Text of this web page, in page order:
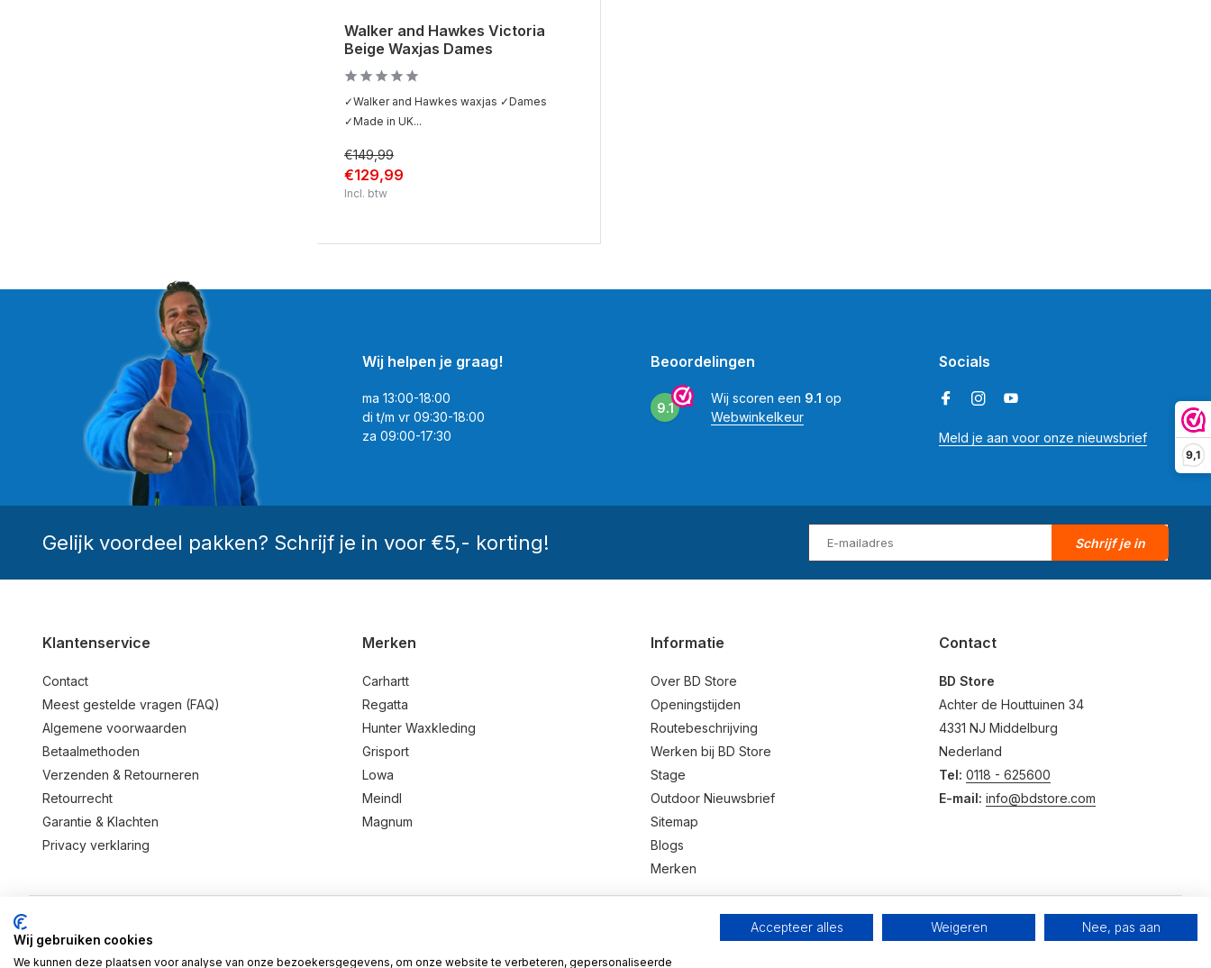
9,1
Walker and Hawkes Victoria
Beige Waxjas Dames
✓Walker and Hawkes waxjas ✓Dames
✓Made in UK...
€149,99
€129,99
Incl. btw
Wij helpen je graag!
ma 13:00-18:00
di t/m vr 09:30-18:00
za 09:00-17:30
Beoordelingen
9.1
Wij scoren een 9.1 op
Webwinkelkeur
Socials
Meld je aan voor onze nieuwsbrief
Gelijk voordeel pakken? Schrijf je in voor €5,- korting! Schrijf je in
Klantenservice
Contact
Meest gestelde vragen (FAQ)
Algemene voorwaarden
Betaalmethoden
Verzenden & Retourneren
Retourrecht
Garantie & Klachten
Privacy verklaring
Merken
Carhartt
Regatta
Hunter Waxkleding
Grisport
Lowa
Meindl
Magnum
Informatie
Over BD Store
Openingstijden
Routebeschrijving
Werken bij BD Store
Stage
Outdoor Nieuwsbrief
Sitemap
Blogs
Merken
Contact
BD Store
Achter de Houttuinen 34
4331 NJ Middelburg
Nederland
Tel: 0118 - 625600
E-mail: info@bdstore.com
© 2026 BD Store - Theme By
9.1 Wij scoren een9.1opWebwinkelkeur
Wij gebruiken cookies
We kunnen deze plaatsen voor analyse van onze bezoekersgegevens, om onze website te verbeteren, gepersonaliseerde
Accepteer alles Weigeren Nee, pas aan